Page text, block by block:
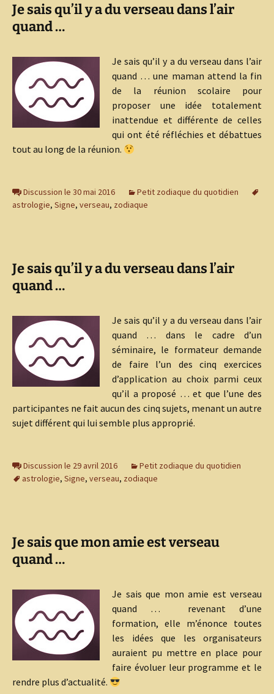
Je sais qu’il y a du verseau dans l’air
quand …
Je sais qu’il y a du verseau dans l’air
quand … une maman attend la fin
de la réunion scolaire pour
proposer une idée totalement
inattendue et différente de celles
qui ont été réfléchies et débattues
tout au long de la réunion.
Discussion le 30 mai 2016
Petit zodiaque du quotidien
astrologie, Signe, verseau, zodiaque
Je sais qu’il y a du verseau dans l’air
quand …
Je sais qu’il y a du verseau dans l’air
quand … dans le cadre d’un
séminaire, le formateur demande
de faire l’un des cinq exercices
d’application au choix parmi ceux
qu’il a proposé … et que l’une des
participantes ne fait aucun des cinq sujets, menant un autre
sujet différent qui lui semble plus approprié.
Discussion le 29 avril 2016
Petit zodiaque du quotidien
astrologie, Signe, verseau, zodiaque
Je sais que mon amie est verseau
quand …
Je sais que mon amie est verseau
quand … revenant d’une
formation, elle m’énonce toutes
les idées que les organisateurs
auraient pu mettre en place pour
faire évoluer leur programme et le
rendre plus d’actualité.